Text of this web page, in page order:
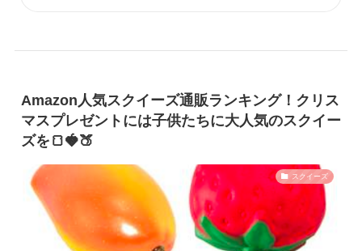
Amazon人気スクイーズ通販ランキング！クリス
マスプレゼントには子供たちに大人気のスクイー
ズを🍞🍓🍑
スクイーズ